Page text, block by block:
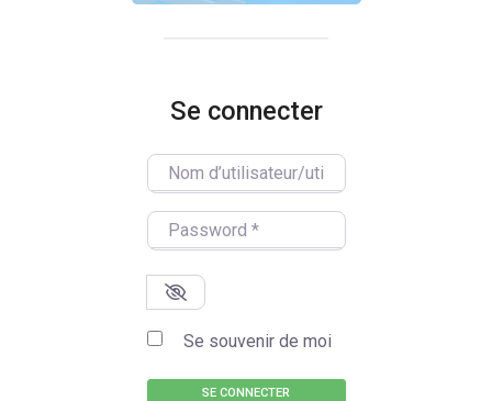
Se connecter
Nom d’utilisateur/utilisatrice
Password
Se souvenir de moi
SE CONNECTER